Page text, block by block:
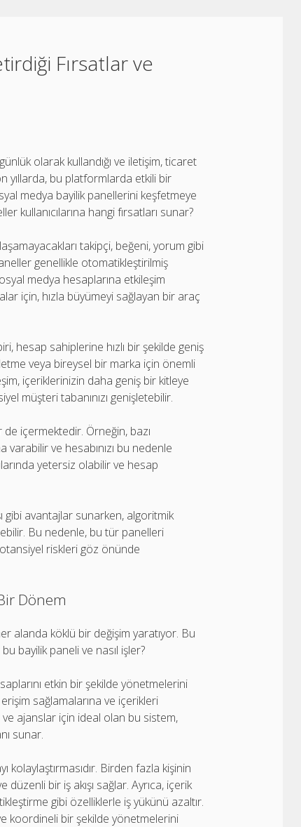
Fırsatlar ve
olarak kullandığı ve iletişim, ticaret
yıllarda, bu platformlarda etkili bir
medya bayilik panellerini keşfetmeye
kullanıcılarına hangi fırsatları sunar?
takipçi, beğeni, yorum gibi
genellikle otomatikleştirilmiş
medya hesaplarına etkileşim
için, hızla büyümeyi sağlayan bir araç
hesap sahiplerine hızlı bir şekilde geniş
veya bireysel bir marka için önemli
içeriklerinizin daha geniş bir kitleye
müşteri tabanınızı genişletebilir.
de içermektedir. Örneğin, bazı
ve hesabınızı bu nedenle
yetersiz olabilir ve hesap
gibi avantajlar sunarken, algoritmik
Bu nedenle, bu tür panelleri
riskleri göz önünde
Dönem
alanda köklü bir değişim yaratıyor. Bu
bayilik paneli ve nasıl işler?
etkin bir şekilde yönetmelerini
sağlamalarına ve içerikleri
ajanslar için ideal olan bu sistem,
sunar.
kolaylaştırmasıdır. Birden fazla kişinin
bir iş akışı sağlar. Ayrıca, içerik
gibi özelliklerle iş yükünü azaltır.
koordineli bir şekilde yönetmelerini